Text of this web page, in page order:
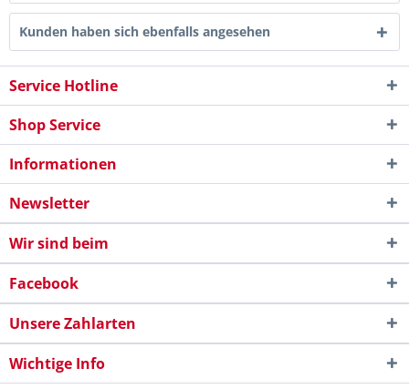
Kunden haben sich ebenfalls angesehen
Service Hotline
Shop Service
Informationen
Newsletter
Wir sind beim
Facebook
Unsere Zahlarten
Wichtige Info